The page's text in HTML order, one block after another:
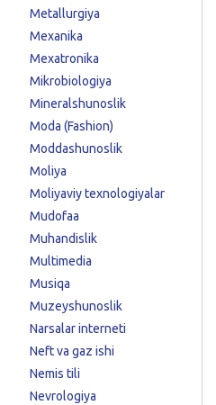
Metallurgiya
Mexanika
Mexatronika
Mikrobiologiya
Mineralshunoslik
Moda (Fashion)
Moddashunoslik
Moliya
Moliyaviy texnologiyalar
Mudofaa
Muhandislik
Multimedia
Musiqa
Muzeyshunoslik
Narsalar interneti
Neft va gaz ishi
Nemis tili
Nevrologiya